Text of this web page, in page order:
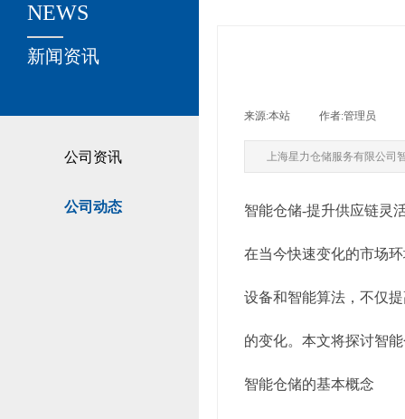
公司资讯
公司动态
关于我们
新闻资讯
NEWS
来源:本站 作者:管理员
上海星力仓储服务有限公
智能仓储-提升供应链灵
在当今快速变化的市场
设备和智能算法，不仅
的变化。本文将探讨智
智能仓储的基本概念